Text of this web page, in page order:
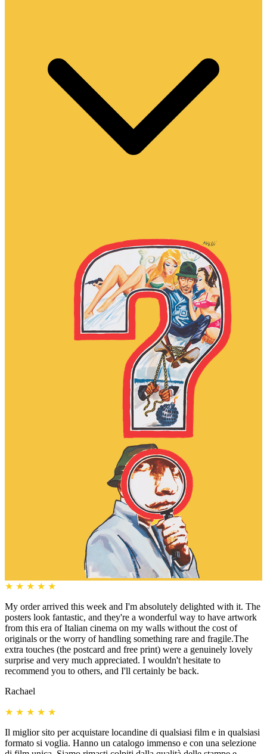
★ ★ ★ ★ ★
My order arrived this week and I'm absolutely delighted with it. The
posters look fantastic, and they're a wonderful way to have artwork
from this era of Italian cinema on my walls without the cost of
originals or the worry of handling something rare and fragile.The
extra touches (the postcard and free print) were a genuinely lovely
surprise and very much appreciated. I wouldn't hesitate to
recommend you to others, and I'll certainly be back.
Rachael
★ ★ ★ ★ ★
Il miglior sito per acquistare locandine di qualsiasi film e in qualsiasi
formato si voglia. Hanno un catalogo immenso e con una selezione